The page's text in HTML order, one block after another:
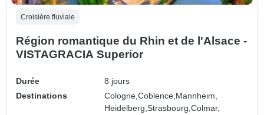
Croisière fluviale
Région romantique du Rhin et de l'Alsace -
VISTAGRACIA Superior
Durée
8 jours
Destinations
Cologne,Coblence,Mannheim,
Heidelberg,Strasbourg,Colmar,